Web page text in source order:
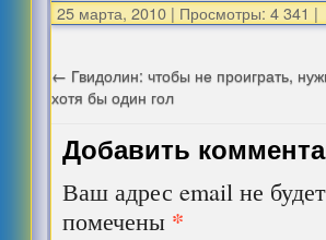
25 марта, 2010 | Просмотры: 4 341 |
← Гвидолин: чтобы не проиграть,
хотя бы один гол
Добавить
Ваш адрес email не
помечены *